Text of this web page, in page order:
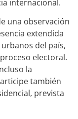
internacional.
una observación
extendida
del país,
electoral.
la
también
prevista